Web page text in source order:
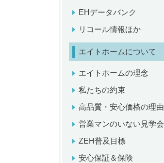
EHデータバンク
リコール情報ほか
エイトホームについて
エイトホームの理念
私たちの約束
高品質・安心価格の理由
営業マンのいない見学会
ZEH普及目標
安心保証＆保険